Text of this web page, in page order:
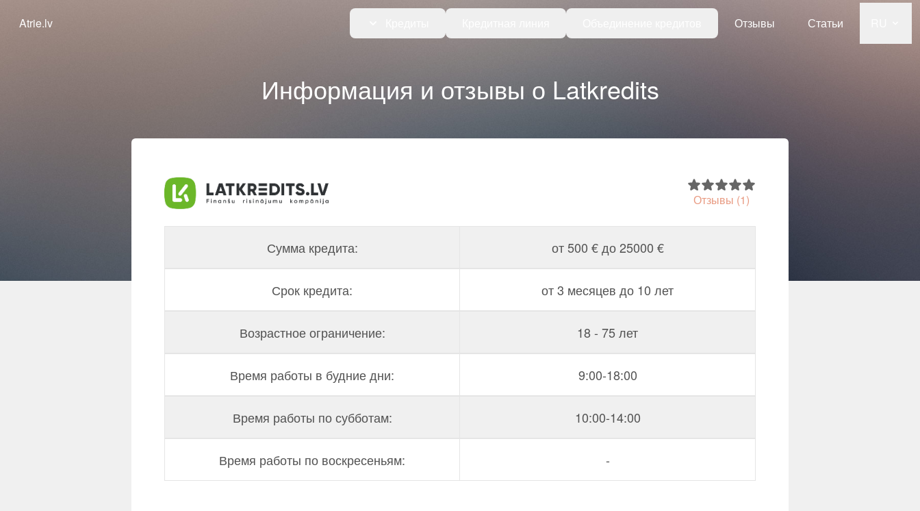
Atrie.lv Отзывы Статьи
Информация и отзывы о Latkredits
Отзывы (1)
Сумма кредита: от 500 € до 25000 €
Срок кредита: от 3 месяцев до 10 лет
Возрастное ограничение: 18 - 75 лет
Время работы в будние дни: 9:00-18:00
Время работы по субботам: 10:00-14:00
Время работы по воскресеньям: -